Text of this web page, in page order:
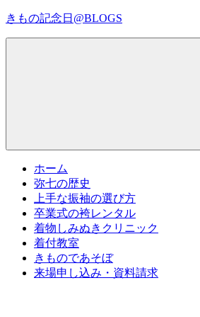
コ
プ
きもの記念日@BLOGS
ホーム
弥七の歴史
上手な振袖の選び方
卒業式の袴レンタル
着物しみぬきクリニック
着付教室
きものであそぼ
来場申し込み・資料請求